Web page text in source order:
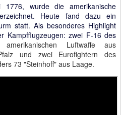
wurde die amerikanische
Heute fand dazu ein
statt. Als besonderes Highlight
Kampfflugzeugen: zwei F-16 des
amerikanischen Luftwaffe aus
und zwei Eurofightern des
73 "Steinhoff" aus Laage.